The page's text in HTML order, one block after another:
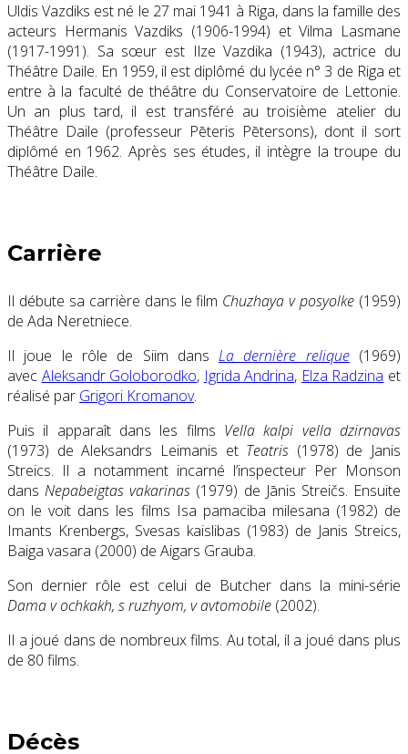
Uldis Vazdiks est né le 27 mai 1941 à Riga, dans la famille des
acteurs Hermanis Vazdiks (1906-1994) et Vilma Lasmane
(1917-1991). Sa sœur est Ilze Vazdika (1943), actrice du
Théâtre Daile. En 1959, il est diplômé du lycée n° 3 de Riga et
entre à la faculté de théâtre du Conservatoire de Lettonie.
Un an plus tard, il est transféré au troisième atelier du
Théâtre Daile (professeur Pēteris Pētersons), dont il sort
diplômé en 1962. Après ses études, il intègre la troupe du
Théâtre Daile.
Carrière
Il débute sa carrière dans le film Chuzhaya v posyolke (1959)
de Ada Neretniece.
Il joue le rôle de Siim dansLa dernière relique(1969)
avec Aleksandr Goloborodko, Igrida Andrina, Elza Radzina et
réalisé par Grigori Kromanov.
Puis il apparaît dans les films Vella kalpi vella dzirnavas
(1973) de Aleksandrs Leimanis et Teatris (1978) de Janis
Streics. Il a notamment incarné l’inspecteur Per Monson
dansNepabeigtas vakarinas (1979) de Jānis Streičs. Ensuite
on le voit dans les films Isa pamaciba milesana (1982) de
Imants Krenbergs, Svesas kaislibas (1983) de Janis Streics,
Baiga vasara (2000) de Aigars Grauba.
Son dernier rôle est celui de Butcher dans la mini-série
Dama v ochkakh, s ruzhyom, v avtomobile (2002).
Il a joué dans de nombreux films. Au total, il a joué dans plus
de 80 films.
Décès